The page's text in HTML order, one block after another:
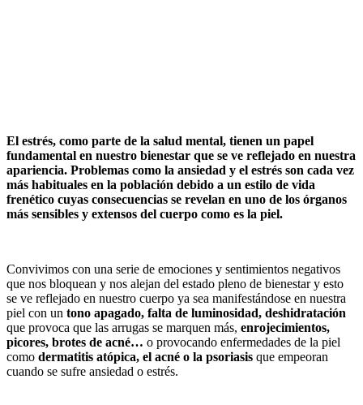
El estrés, como parte de la salud mental, tienen un papel
fundamental en nuestro bienestar que se ve reflejado en nuestra
apariencia. Problemas como la ansiedad y el estrés son cada vez
más habituales en la población debido a un estilo de vida
frenético cuyas consecuencias se revelan en uno de los órganos
más sensibles y extensos del cuerpo como es la piel.
Convivimos con una serie de emociones y sentimientos negativos
que nos bloquean y nos alejan del estado pleno de bienestar y esto
se ve reflejado en nuestro cuerpo ya sea manifestándose en nuestra
piel con un tono apagado, falta de luminosidad, deshidratación
que provoca que las arrugas se marquen más, enrojecimientos,
picores, brotes de acné… o provocando enfermedades de la piel
como dermatitis atópica, el acné o la psoriasis que empeoran
cuando se sufre ansiedad o estrés.